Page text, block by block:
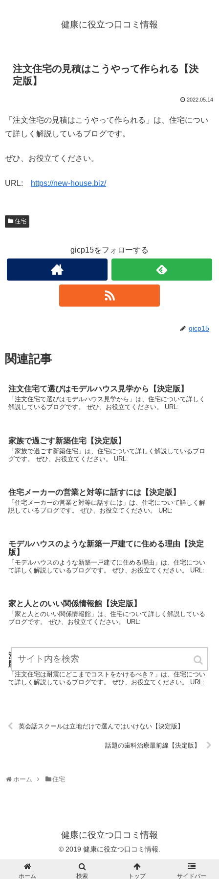
健康に役立つ口コミ情報
注文住宅の見積はこうやって作られる【決
定版】
2022.05.14
「注文住宅の見積はこうやって作られる」は、住宅につい
て詳しく解説しているブログです。
ぜひ、お役立てください。
URL: https://new-house.biz/
住宅
gicp15をフォローする
gicp15
関連記事
注文住宅て選びはモデルハウス見学から【決定版】
「注文住宅て選びはモデルハウス見学から」は、住宅について詳しく
解説しているブログです。 ぜひ、お役立てください。 URL:
家族で過ごす新築住宅【決定版】
「家族で過ごす新築住宅」は、住宅について詳しく解説しているブロ
グです。 ぜひ、お役立てください。 URL:
住宅メーカーの営業と対等に話すには【決定版】
「住宅メーカーの営業と対等に話すには」は、住宅について詳しく解
説しているブログです。 ぜひ、お役立てください。 URL:
モデルハウスのような新築一戸建てに住める理由【決定
版】
「モデルハウスのような新築一戸建てに住める理由」は、住宅につい
て詳しく解説しているブログです。 ぜひ、お役立てください。 URL:
家と人とのいい関係情報館【決定版】
「家と人とのいい関係情報館」は、住宅について詳しく解説している
ブログです。 ぜひ、お役立てください。 URL:
注文住宅は耐震にどこまでコストをかけるべき？【決定
版】
「注文住宅は耐震にどこまでコストをかけるべき？」は、住宅につい
て詳しく解説しているブログです。 ぜひ、お役立てください。 URL:
英会話スクールは立地だけで選んではいけない【決定版】
話題の歯科治療最前線【決定版】
ホーム 住宅
健康に役立つ口コミ情報
© 2019 健康に役立つ口コミ情報.
ホーム 検索 トップ サイドバー